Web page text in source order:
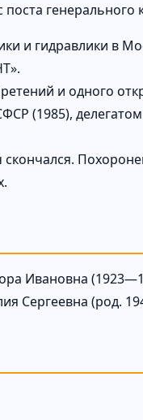
генерального
и гидравлики в
и одного
(1985),
скончался.
Ивановна
Сергеевна (род.